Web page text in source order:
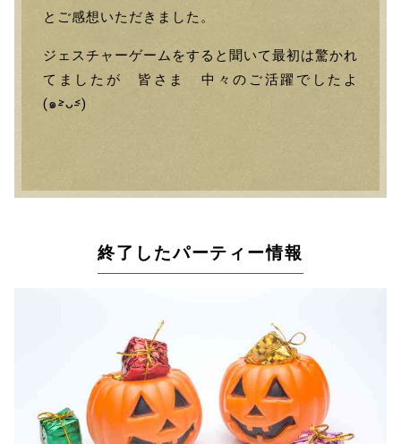
とご感想いただきました。
ジェスチャーゲームをすると聞いて最初は驚かれ
てましたが 皆さま 中々のご活躍でしたよ
(๑˃̵ᴗ˂̵)
終了したパーティー情報